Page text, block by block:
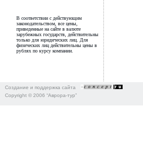
В соответствии с действующим
законодательством, все цены,
приведенные на сайте в валюте
зарубежных государств, действительны
только для юридических лиц. Для
физических лиц действительны цены в
рублях по курсу компании.
Создание и поддержка сайта
Copyright © 2006 “Аврора-тур”